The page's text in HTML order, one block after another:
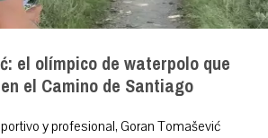
el olímpico de waterpolo que
el Camino de Santiago
y profesional, Goran Tomašević